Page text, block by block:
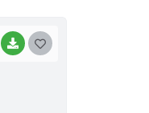
VISUALIZAR
BAIXAR